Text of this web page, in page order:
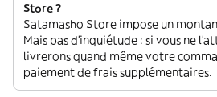
Store ?
Satamasho Store impose un
Mais pas d'inquiétude : si vous ne
livrerons quand même votre
paiement de frais supplémentaires.